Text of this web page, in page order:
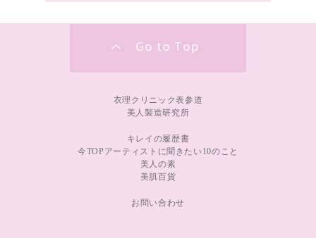
衣理クリニック表参道
美人製造研究所
キレイの履歴書
今TOPアーティストに聞きたい10のこと
美人の素
美肌百貨
お問い合わせ